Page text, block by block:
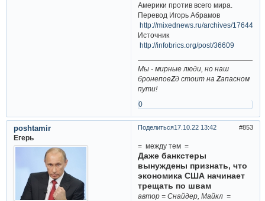
Америки против всего мира.
Перевод Игорь Абрамов
http://mixednews.ru/archives/176444
Источник
http://infobrics.org/post/36609
Мы - мирные люди, но наш
бронепоеZд стоит наZапасном
пути!
0
Поделиться 853
17.10.22 13:42
poshtamir
Егерь
= между тем =
Даже банкстеры
вынуждены признать, что
экономика США начинает
трещать по швам
автор = Снайдер, Майкл =